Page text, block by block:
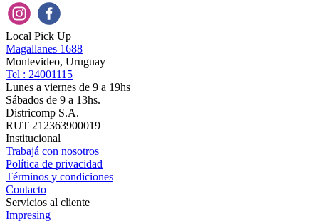
Local Pick Up
Magallanes 1688
Montevideo, Uruguay
Tel : 24001115
Lunes a viernes de 9 a 19hs
Sábados de 9 a 13hs.
Districomp S.A.
RUT 212363900019
Institucional
Trabajá con nosotros
Política de privacidad
Términos y condiciones
Contacto
Servicios al cliente
Impresing